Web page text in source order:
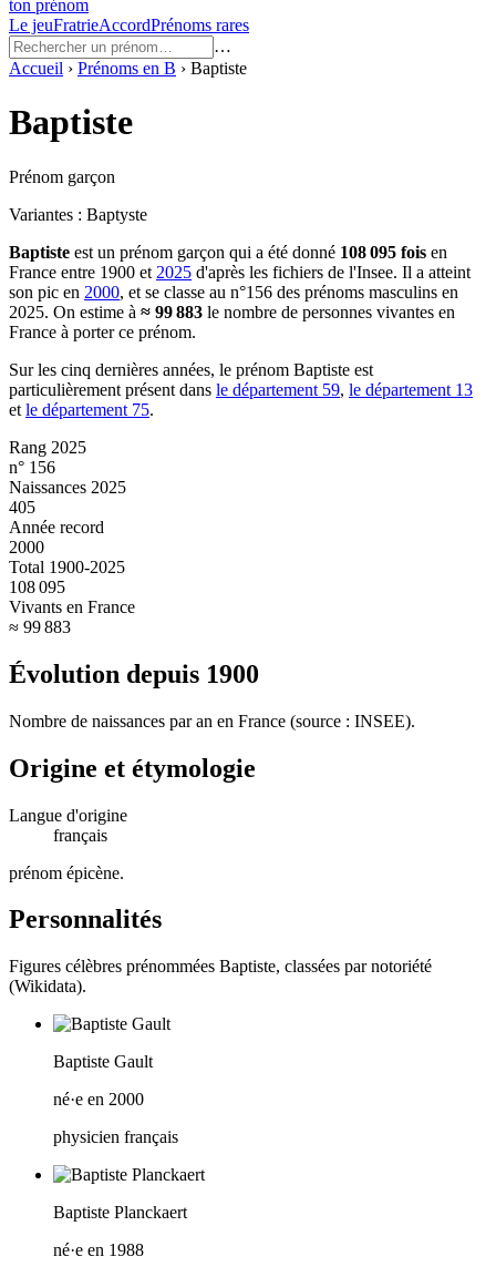
ton prénom
Le jeuFratrieAccordPrénoms rares
…
Accueil › Prénoms en B › Baptiste
Baptiste
Prénom garçon
Variantes : Baptyste
Baptiste est un prénom garçon qui a été donné 108 095 fois en
France entre 1900 et 2025 d'après les fichiers de l'Insee. Il a atteint
son pic en 2000, et se classe au n°156 des prénoms masculins en
2025. On estime à ≈ 99 883 le nombre de personnes vivantes en
France à porter ce prénom.
Sur les cinq dernières années, le prénom Baptiste est
particulièrement présent dans le département 59, le département 13
et le département 75.
Rang 2025
n° 156
Naissances 2025
405
Année record
2000
Total 1900-2025
108 095
Vivants en France
≈ 99 883
Évolution depuis 1900
Nombre de naissances par an en France (source : INSEE).
Origine et étymologie
Langue d'origine
français
prénom épicène.
Personnalités
Figures célèbres prénommées Baptiste, classées par notoriété
(Wikidata).
Baptiste Gault
né·e en 2000
physicien français
Baptiste Planckaert
né·e en 1988